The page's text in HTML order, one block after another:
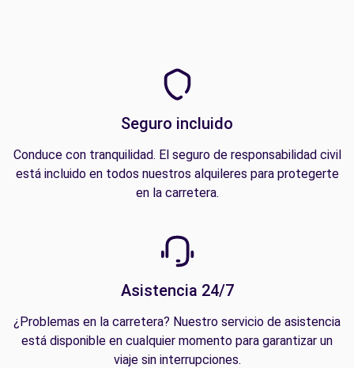
Seguro incluido
Conduce con tranquilidad. El seguro de responsabilidad civil
está incluido en todos nuestros alquileres para protegerte
en la carretera.
Asistencia 24/7
¿Problemas en la carretera? Nuestro servicio de asistencia
está disponible en cualquier momento para garantizar un
viaje sin interrupciones.